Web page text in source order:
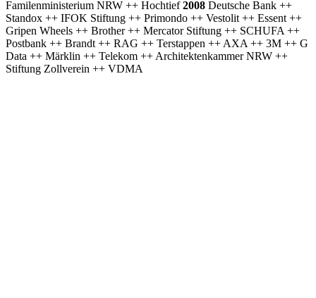
Familenministerium NRW ++ Hochtief2008 Deutsche Bank ++
Standox ++ IFOK Stiftung ++ Primondo ++ Vestolit ++ Essent ++
Gripen Wheels ++ Brother ++ Mercator Stiftung ++ SCHUFA ++
Postbank ++ Brandt ++ RAG ++ Terstappen ++ AXA ++ 3M ++ G
Data ++ Märklin ++ Telekom ++ Architektenkammer NRW ++
Stiftung Zollverein ++ VDMA